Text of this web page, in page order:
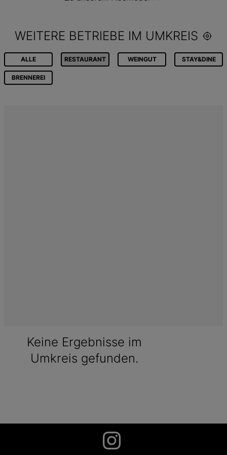
WEITERE BETRIEBE IM UMKREIS
ALLE RESTAURANT WEINGUT STAY&DINE
BRENNEREI
Keine Ergebnisse im
Umkreis gefunden.